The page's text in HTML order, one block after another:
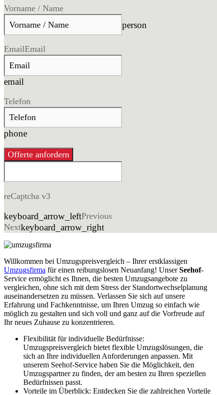
Vorname / Name
person
EmailEmail
email
Telefon
phone
Offerte anfordern
reCaptcha v3
keyboard_arrow_leftPrevious
Nextkeyboard_arrow_right
Willkommen bei Umzugspreisvergleich – Ihrer erstklassigen
Umzugsfirma für einen reibungslosen Neuanfang! UnserSeehof-
Service ermöglicht es Ihnen, die besten Umzugsangebote zu
vergleichen, ohne sich mit dem Stress der Standortwechselplanung
auseinandersetzen zu müssen. Verlassen Sie sich auf unsere
Erfahrung und Fachkenntnisse, um Ihren Umzug so einfach wie
möglich zu gestalten und sich voll und ganz auf die Vorfreude auf
Ihr neues Zuhause zu konzentrieren.
Flexibilität für individuelle Bedürfnisse:
Umzugspreisvergleich bietet flexible Umzugslösungen, die
sich an Ihre individuellen Anforderungen anpassen. Mit
unserem Seehof-Service haben Sie die Möglichkeit, den
Umzugspartner zu finden, der am besten zu Ihren speziellen
Bedürfnissen passt.
Vorteile im Überblick: Entdecken Sie die zahlreichen Vorteile